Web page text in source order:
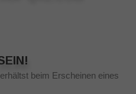
beim Erscheinen eines